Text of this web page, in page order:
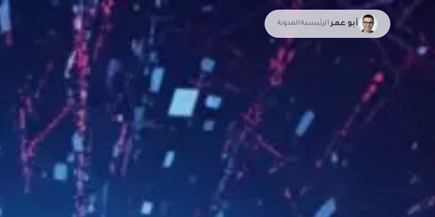
أبو عمرالرئيسيةالمدونة